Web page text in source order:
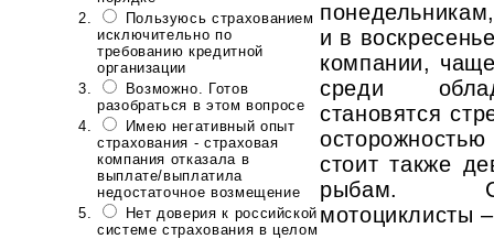
Пользуюсь страхованием
исключительно по
требованию кредитной
организации
Возможно. Готов
разобраться в этом вопросе
Имею негативный опыт
страхования - страховая
компания отказала в
выплате/выплатила
недостаточное возмещение
Нет доверия к российской
системе страхования в целом
и в
компании,
среди
становятся
стоит также
рыбам.
мотоциклисты